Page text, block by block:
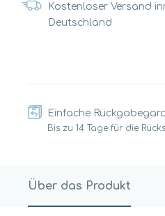
Kostenloser Versand
Deutschland
Einfache
Bis zu 14 Tage für die
Über das Produkt